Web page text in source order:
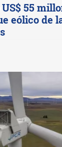
55
eólico de